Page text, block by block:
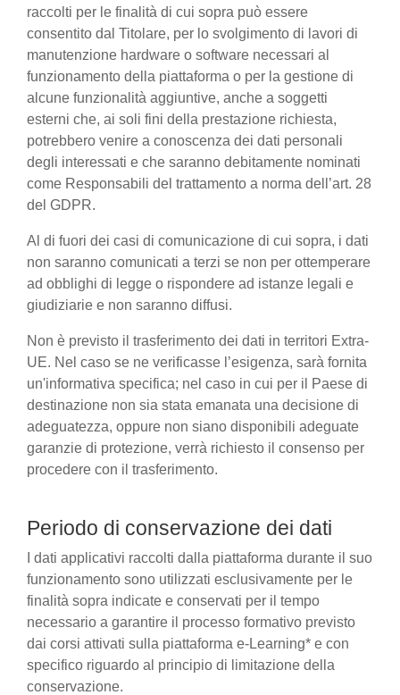
raccolti per le finalità di cui sopra può essere
consentito dal Titolare, per lo svolgimento di lavori di
manutenzione hardware o software necessari al
funzionamento della piattaforma o per la gestione di
alcune funzionalità aggiuntive, anche a soggetti
esterni che, ai soli fini della prestazione richiesta,
potrebbero venire a conoscenza dei dati personali
degli interessati e che saranno debitamente nominati
come Responsabili del trattamento a norma dell’art. 28
del GDPR.
Al di fuori dei casi di comunicazione di cui sopra, i dati
non saranno comunicati a terzi se non per ottemperare
ad obblighi di legge o rispondere ad istanze legali e
giudiziarie e non saranno diffusi.
Non è previsto il trasferimento dei dati in territori Extra-
UE. Nel caso se ne verificasse l’esigenza, sarà fornita
un'informativa specifica; nel caso in cui per il Paese di
destinazione non sia stata emanata una decisione di
adeguatezza, oppure non siano disponibili adeguate
garanzie di protezione, verrà richiesto il consenso per
procedere con il trasferimento.
Periodo di conservazione dei dati
I dati applicativi raccolti dalla piattaforma durante il suo
funzionamento sono utilizzati esclusivamente per le
finalità sopra indicate e conservati per il tempo
necessario a garantire il processo formativo previsto
dai corsi attivati sulla piattaforma e-Learning* e con
specifico riguardo al principio di limitazione della
conservazione.